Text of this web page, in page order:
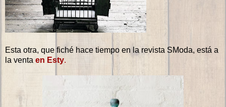
Esta otra, que fiché hace tiempo en la revista SModa, está a
la venta en Esty.